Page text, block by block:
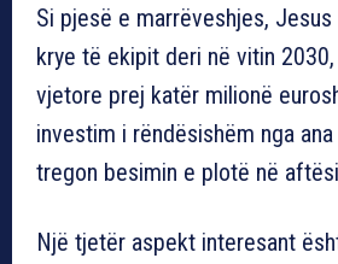
Si pjesë e marrëveshjes,
krye të ekipit deri në vitin
vjetore prej katër milionë
investim i rëndësishëm nga
tregon besimin e plotë në
Një tjetër aspekt interesant